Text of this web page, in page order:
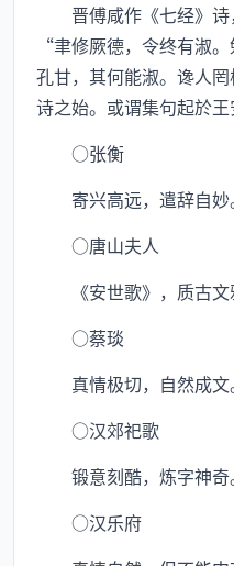
晋傅咸作《七经》诗
“聿修厥德，令终有淑
孔甘，其何能淑。谗人
诗之始。或谓集句起於王
○张衡
寄兴高远，遣辞自妙
○唐山夫人
《安世歌》，质古文
○蔡琰
真情极切，自然成文
○汉郊祀歌
锻意刻酷，炼字神奇
○汉乐府